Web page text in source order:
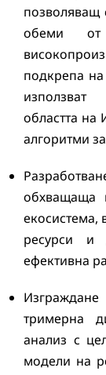
позволяващ
обеми
подкрепа
областта на
алгоритми
обхващаща
ресурси и
ефективна
тримерна
анализ с
модели на